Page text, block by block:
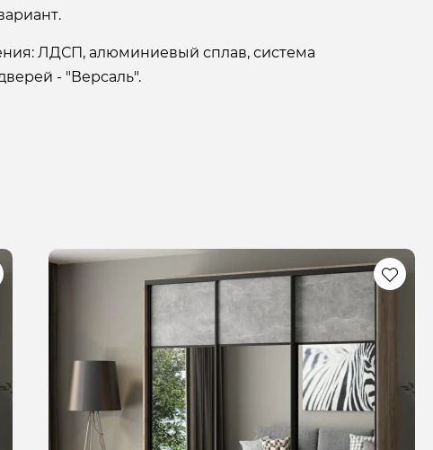
ЛДСП, алюминиевый сплав, система
- "Версаль".